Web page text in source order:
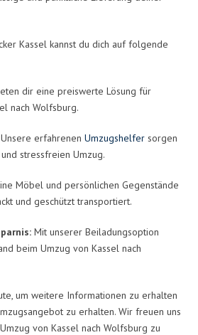
Kassel kannst du dich auf folgende
dir eine preiswerte Lösung für
nach Wolfsburg.
Unsere erfahrenen Umzugshelfer sorgen
stressfreien Umzug.
Möbel und persönlichen Gegenstände
und geschützt transportiert.
Mit unserer Beiladungsoption
beim Umzug von Kassel nach
um weitere Informationen zu erhalten
zu erhalten. Wir freuen uns
von Kassel nach Wolfsburg zu